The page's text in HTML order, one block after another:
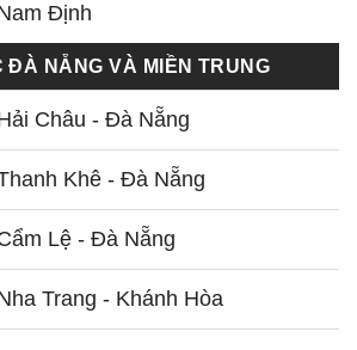
Định
ĐÀ NẴNG VÀ MIỀN TRUNG
Châu - Đà Nẵng
Khê - Đà Nẵng
Lệ - Đà Nẵng
Trang - Khánh Hòa